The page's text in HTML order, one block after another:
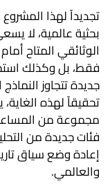
تجديداً لهذا
بحثية عالمية، لا
الوثائقي المتاح
فقط، بل وكذلك
جديدة تتجاوز
تحقيقاً لهذه الغاية،
مجموعة من المساعي
فئات جديدة من
إعادة وضع سياق
والعالمي.